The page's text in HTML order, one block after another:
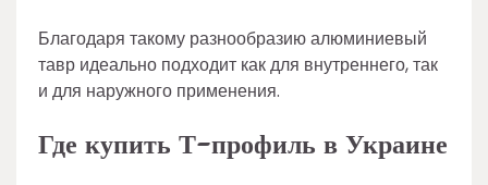
Благодаря такому разнообразию алюминиевый
тавр идеально подходит как для внутреннего, так
и для наружного применения.
Где купить Т-профиль в Украине